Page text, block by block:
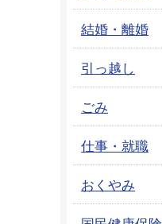
結婚・離婚
引っ越し
ごみ
仕事・就職
おくやみ